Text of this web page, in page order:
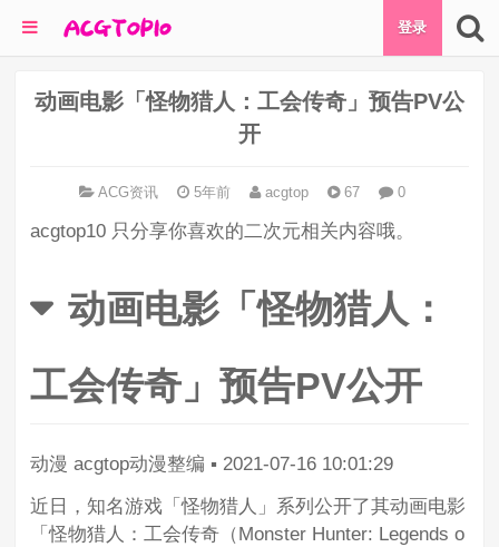
登录
动画电影「怪物猎人：工会传奇」预告PV公
开
ACG资讯 5年前 acgtop 67 0
acgtop10 只分享你喜欢的二次元相关内容哦。
动画电影「怪物猎人：
工会传奇」预告PV公开
动漫 acgtop动漫整编 ▪ 2021-07-16 10:01:29
近日，知名游戏「怪物猎人」系列公开了其动画电影
「怪物猎人：工会传奇（Monster Hunter: Legends o